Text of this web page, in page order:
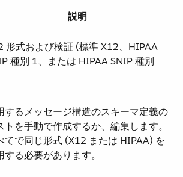
説明
形式および検証 (標準 X12、HIPAA
種別 1、または HIPAA SNIP 種別
するメッセージ構造のスキーマ定義の
トを手動で作成するか、編集します。
てで同じ形式 (X12 または HIPAA) を
する必要があります。